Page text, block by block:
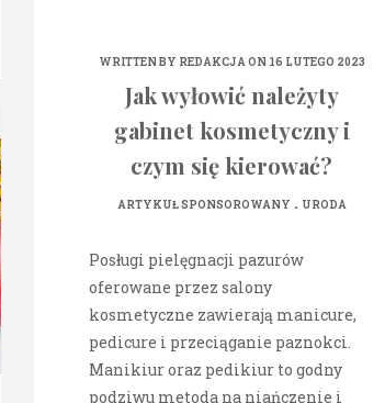
WRITTEN BY REDAKCJAON 16 LUTEGO 2023
Jak wyłowić należyty
gabinet kosmetyczny i
czym się kierować?
ARTYKUŁ SPONSOROWANY . URODA
Posługi pielęgnacji pazurów
oferowane przez salony
kosmetyczne zawierają manicure,
pedicure i przeciąganie paznokci.
Manikiur oraz pedikiur to godny
podziwu metoda na niańczenie i